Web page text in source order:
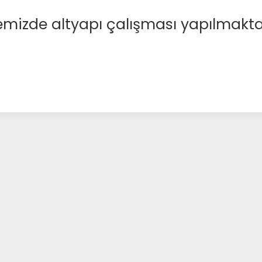
altyapı çalışması